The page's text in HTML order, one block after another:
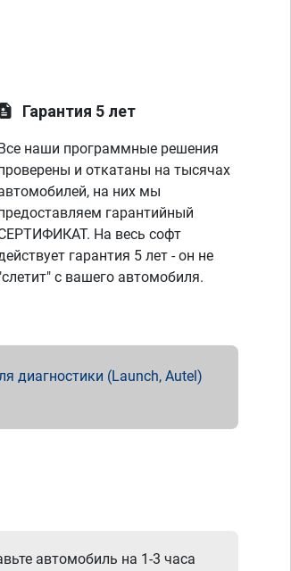
Гарантия 5 лет
наши программные решения
и откатаны на тысячах
на них мы
гарантийный
На весь софт
гарантия 5 лет - он не
с вашего автомобиля.
диагностики (Launch, Autel)
автомобиль на 1-3 часа